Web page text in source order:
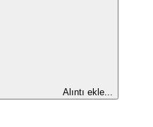
Alıntı ekle...